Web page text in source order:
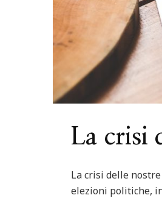
La crisi
La crisi delle
elezioni politiche,
Nord Italia Viaggiare